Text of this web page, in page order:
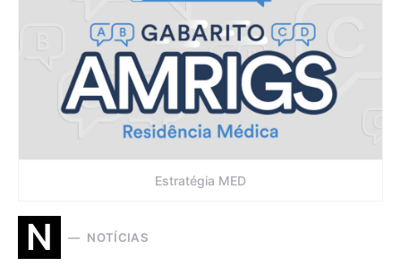
Estratégia MED
N NOTÍCIAS